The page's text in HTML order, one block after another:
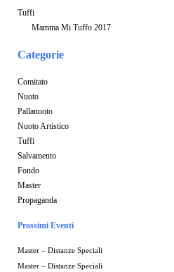
Tuffi
Mamma Mi Tuffo 2017
Categorie
Comitato
Nuoto
Pallanuoto
Nuoto Artistico
Tuffi
Salvamento
Fondo
Master
Propaganda
Prossimi Eventi
Master – Distanze Speciali
Master – Distanze Speciali